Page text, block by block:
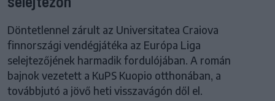
Döntetlennel zárult az Universitatea Craiova
finnországi vendégjátéka az Európa Liga
selejtezőjének harmadik fordulójában. A román
bajnok vezetett a KuPS Kuopio otthonában, a
továbbjutó a jövő heti visszavágón dől el.